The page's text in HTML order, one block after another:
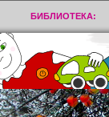
БИБЛИОТЕКА: